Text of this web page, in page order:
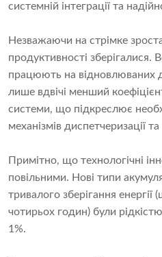
системній інтеграції та
Незважаючи на стрімке
продуктивності зберігалися.
працюють на відновлюваних
лише вдвічі менший
системи, що підкреслює
механізмів диспетчеризації
Примітно, що технологічні
повільними. Нові типи
тривалого зберігання
чотирьох годин) були
1%.